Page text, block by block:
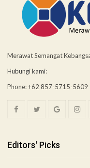
Merawat Semangat
Hubungi kami:
Phone: +62 857-5715-5609
Editors' Picks